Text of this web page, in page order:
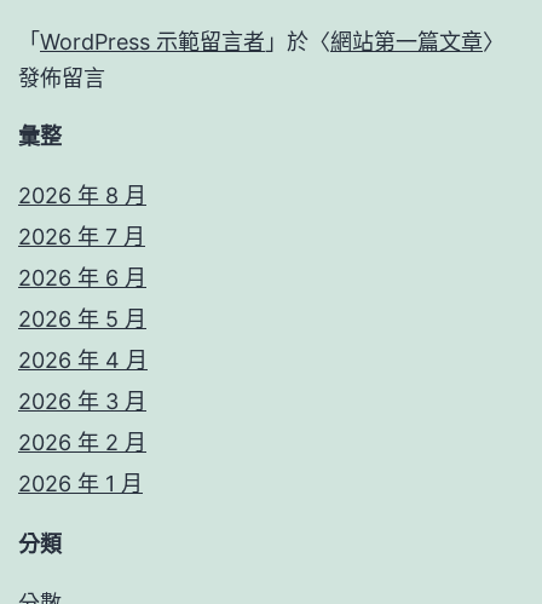
「 WordPress 示範留言者 」於〈網站第一篇文章〉
發佈留言
彙整
2026 年 8 月
2026 年 7 月
2026 年 6 月
2026 年 5 月
2026 年 4 月
2026 年 3 月
2026 年 2 月
2026 年 1 月
分類